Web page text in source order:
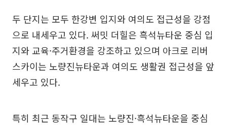
두 단지는 모두 한강변 입지와 여의도 접근성을 강점
으로 내세우고 있다. 써밋 더힐은 흑석뉴타운 중심 입
지와 교육·주거환경을 강조하고 있으며 아크로 리버
스카이는 노량진뉴타운과 여의도 생활권 접근성을 앞
세우고 있다.
특히 최근 동작구 일대는 노량진·흑석뉴타운을 중심